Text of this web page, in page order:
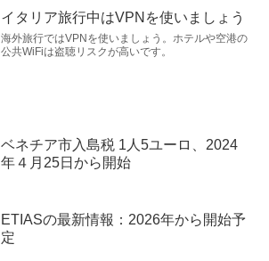
イタリア旅行中はVPNを使いましょう
海外旅行ではVPNを使いましょう。ホテルや空港の
公共WiFiは盗聴リスクが高いです。
ベネチア市入島税 1人5ユーロ、2024
年４月25日から開始
ETIASの最新情報：2026年から開始予
定